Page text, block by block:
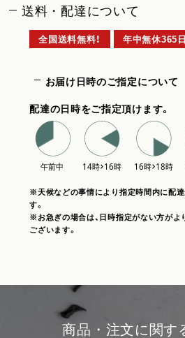
送料・配達について
全国送料無料！ 年中無休365
お届け日時のご指定について
配達の日時をご指定頂けます。
※天候などの事情により指定時間内に配
す。
※お急ぎの場合は、日時指定がない方がよ
ございます。
商品・注文に関す